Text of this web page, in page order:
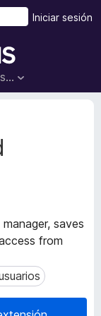
Iniciar sesión
saves
from